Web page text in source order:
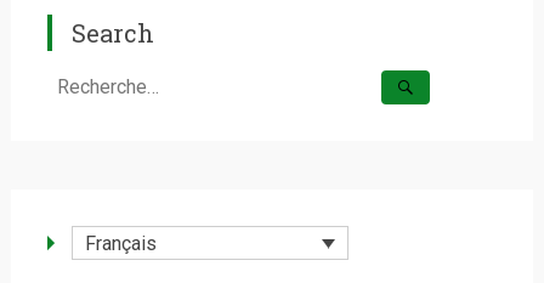
Search
Rechercher :
Français